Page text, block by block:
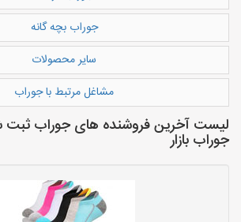
جوراب بچه گانه
سایر محصولات
مشاغل مرتبط با جوراب
لیست آخرین فروشنده های جوراب
جوراب بازار